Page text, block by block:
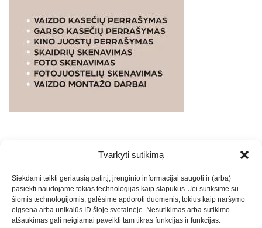
Tvarkyti sutikimą
Siekdami teikti geriausią patirtį, įrenginio informacijai saugoti ir (arba)
pasiekti naudojame tokias technologijas kaip slapukus. Jei sutiksime su
šiomis technologijomis, galėsime apdoroti duomenis, tokius kaip naršymo
elgsena arba unikalūs ID šioje svetainėje. Nesutikimas arba sutikimo
atšaukimas gali neigiamai paveikti tam tikras funkcijas ir funkcijas.
PASLAUGOS. SEO tekstų rašymas, turinio kūrimas,
straipsnių rašymas ir talpinimas į mūsų valdomas
svetaines.2026Armijai.LTTheme: Express News ByAdore
Themes.